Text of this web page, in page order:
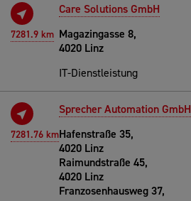
7281.9 km
Care Solutions GmbH
Magazingasse 8,
4020 Linz
IT-Dienstleistung
7281.76 km
Sprecher Automation GmbH
Hafenstraße 35,
4020 Linz
Raimundstraße 45,
4020 Linz
Franzosenhausweg 37,